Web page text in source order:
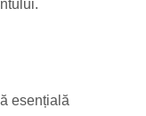
esențială